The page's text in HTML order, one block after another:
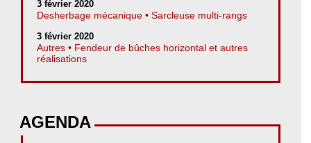
3 février 2020
Desherbage mécanique • Sarcleuse multi-rangs
3 février 2020
Autres • Fendeur de bûches horizontal et autres
réalisations
AGENDA